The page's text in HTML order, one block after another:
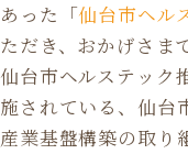
あった「仙台市ヘル
ただき、おかげさま
仙台市ヘルステック
施されている、仙台
産業基盤構築の取り